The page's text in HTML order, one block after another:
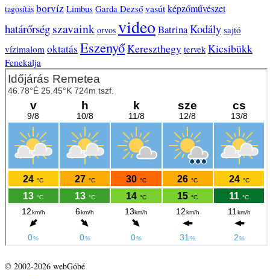
tagosítás borvíz Limbus Garda Dezső vasútképzőművészet
határőrség szavaink orvos videoBatrinaKodály sajtó
vízimalom oktatás EszenyőKereszthegy tervek Kicsibükk
Fenekalja
© 2002-2026 webGóbé